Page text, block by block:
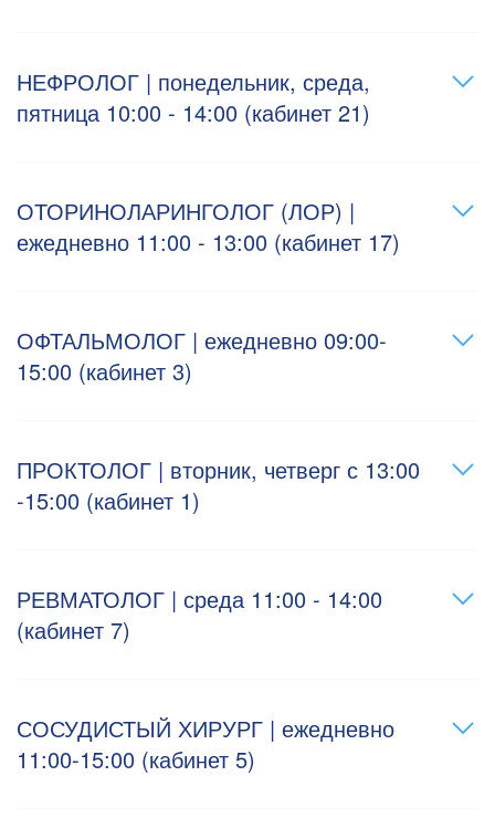
НЕФРОЛОГ | понедельник, среда,
пятница 10:00 - 14:00 (кабинет 21)
ОТОРИНОЛАРИНГОЛОГ (ЛОР) |
ежедневно 11:00 - 13:00 (кабинет 17)
ОФТАЛЬМОЛОГ | ежедневно 09:00-
15:00 (кабинет 3)
ПРОКТОЛОГ | вторник, четверг с 13:00
-15:00 (кабинет 1)
РЕВМАТОЛОГ | среда 11:00 - 14:00
(кабинет 7)
СОСУДИСТЫЙ ХИРУРГ | ежедневно
11:00-15:00 (кабинет 5)